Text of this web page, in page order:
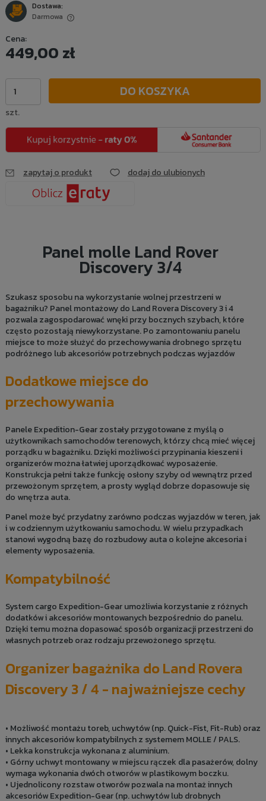
Dostawa:
Darmowa
Cena:
449,00 zł
szt.
DO KOSZYKA
zapytaj o produkt dodaj do ulubionych
Panel molle Land Rover
Discovery 3/4
Szukasz sposobu na wykorzystanie wolnej przestrzeni w
bagażniku? Panel montażowy do Land Rovera Discovery 3 i 4
pozwala zagospodarować wnęki przy bocznych szybach, które
często pozostają niewykorzystane. Po zamontowaniu panelu
miejsce to może służyć do przechowywania drobnego sprzętu
podróżnego lub akcesoriów potrzebnych podczas wyjazdów
Dodatkowe miejsce do
przechowywania
Panele Expedition-Gear zostały przygotowane z myślą o
użytkownikach samochodów terenowych, którzy chcą mieć więcej
porządku w bagażniku. Dzięki możliwości przypinania kieszeni i
organizerów można łatwiej uporządkować wyposażenie.
Konstrukcja pełni także funkcję osłony szyby od wewnątrz przed
przewożonym sprzętem, a prosty wygląd dobrze dopasowuje się
do wnętrza auta.
Panel może być przydatny zarówno podczas wyjazdów w teren, jak
i w codziennym użytkowaniu samochodu. W wielu przypadkach
stanowi wygodną bazę do rozbudowy auta o kolejne akcesoria i
elementy wyposażenia.
Kompatybilność
System cargo Expedition-Gear umożliwia korzystanie z różnych
dodatków i akcesoriów montowanych bezpośrednio do panelu.
Dzięki temu można dopasować sposób organizacji przestrzeni do
własnych potrzeb oraz rodzaju przewożonego sprzętu.
Organizer bagażnika do Land Rovera
Discovery 3 / 4 - najważniejsze cechy
• Możliwość montażu toreb, uchwytów (np. Quick-Fist, Fit-Rub) oraz
innych akcesoriów kompatybilnych z systemem MOLLE / PALS.
• Lekka konstrukcja wykonana z aluminium.
• Górny uchwyt montowany w miejscu rączek dla pasażerów, dolny
wymaga wykonania dwóch otworów w plastikowym boczku.
• Ujednolicony rozstaw otworów pozwala na montaż innych
akcesoriów Expedition-Gear (np. uchwytów lub drobnych